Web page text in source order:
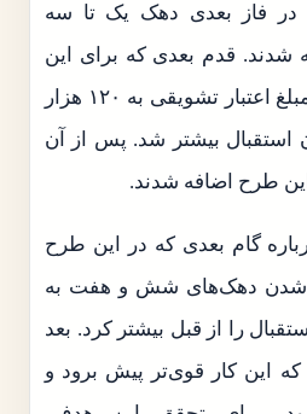
در فاز بعدی دهک یک تا سه
شدند. قدم بعدی که برای این
کار برداشته شد، افزایش مبلغ اعتبار تشویقی به ۱۲۰ هزار
استقبال بیشتر شد. پس از آن
طرح اضافه شدند.
گام بعدی که در این طرح
دهک‌های شش و هفت به
را از قبل بیشتر کرد. بعد
این کار قوی‌تر پیش برود و